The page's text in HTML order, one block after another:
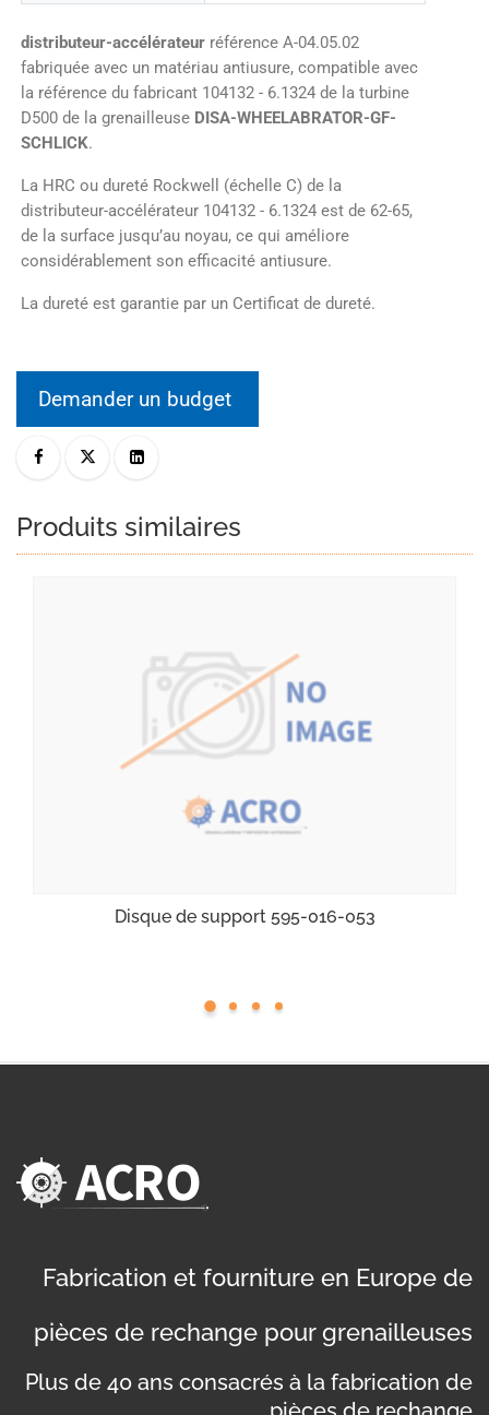
distributeur-accélérateur référence A-04.05.02
fabriquée avec un matériau antiusure, compatible avec
la référence du fabricant 104132 - 6.1324 de la turbine
D500 de la grenailleuse DISA-WHEELABRATOR-GF-
SCHLICK.
La HRC ou dureté Rockwell (échelle C) de la
distributeur-accélérateur 104132 - 6.1324 est de 62-65,
de la surface jusqu’au noyau, ce qui améliore
considérablement son efficacité antiusure.
La dureté est garantie par un Certificat de dureté.
Demander un budget
Produits similaires
Disque de support 595-016-053
Fabrication et fourniture en Europe de
pièces de rechange pour grenailleuses
Plus de 40 ans consacrés à la fabrication de